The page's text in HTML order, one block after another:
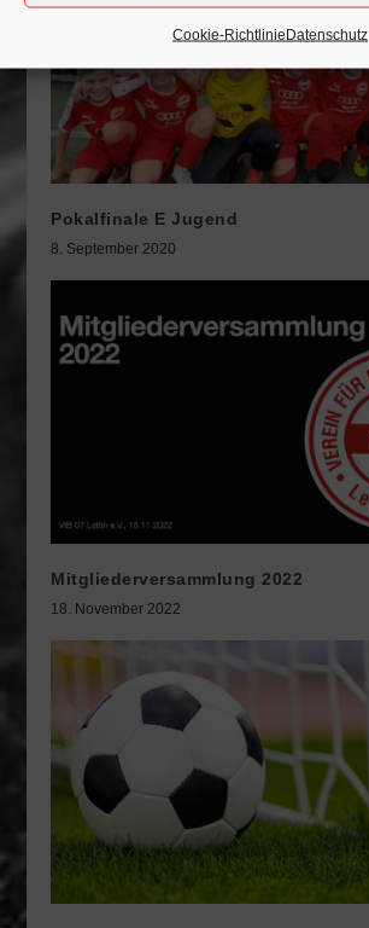
Cookie-RichtlinieDatenschutz
Pokalfinale E Jugend
8. September 2020
Mitgliederversammlung 2022
18. November 2022